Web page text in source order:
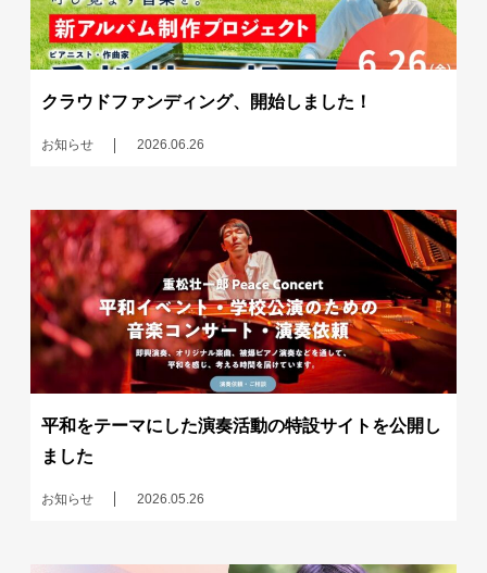
クラウドファンディング、開始しました！
お知らせ 2026.06.26
平和をテーマにした演奏活動の特設サイトを公開し
ました
お知らせ 2026.05.26